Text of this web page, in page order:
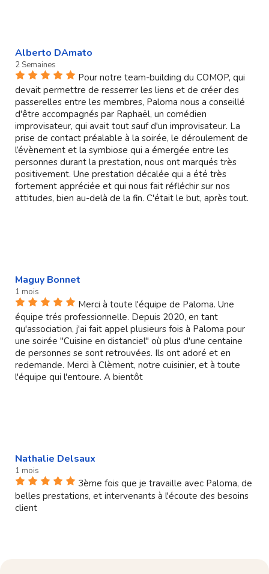
Alberto DAmato
2 Semaines
Pour notre team-building du COMOP, qui
devait permettre de resserrer les liens et de créer des
passerelles entre les membres, Paloma nous a conseillé
d'être accompagnés par Raphaël, un comédien
improvisateur, qui avait tout sauf d'un improvisateur. La
prise de contact préalable à la soirée, le déroulement de
l’évènement et la symbiose qui a émergée entre les
personnes durant la prestation, nous ont marqués très
positivement. Une prestation décalée qui a été très
fortement appréciée et qui nous fait réfléchir sur nos
attitudes, bien au-delà de la fin. C'était le but, après tout.
Maguy Bonnet
1 mois
Merci à toute l'équipe de Paloma. Une
équipe trés professionnelle. Depuis 2020, en tant
qu'association, j'ai fait appel plusieurs fois à Paloma pour
une soirée "Cuisine en distanciel" où plus d'une centaine
de personnes se sont retrouvées. Ils ont adoré et en
redemande. Merci à Clèment, notre cuisinier, et à toute
l'équipe qui l'entoure. A bientôt
Nathalie Delsaux
1 mois
3ème fois que je travaille avec Paloma, de
belles prestations, et intervenants à l'écoute des besoins
client